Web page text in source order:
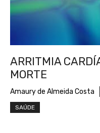
ARRITMIA
MORTE
Amaury de Almeida Costa
SAÚDE